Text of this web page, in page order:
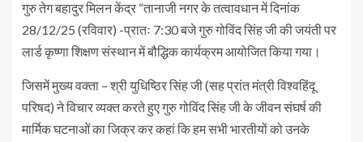
गुरु तेग बहादुर मिलन केंद्र “तानाजी नगर के तत्वावधान में दिनांक
28/12/25 (रविवार) -प्रातः 7:30 बजे गुरु गोविंद सिंह जी की जयंती पर
लार्ड कृष्णा शिक्षण संस्थान में बौद्धिक कार्यक्रम आयोजित किया गया।
जिसमें मुख्य वक्ता – श्री युधिष्ठिर सिंह जी (सह प्रांत मंत्री विश्वहिंदू
परिषद) ने विचार व्यक्त करते हुए गुरु गोविंद सिंह जी के जीवन संघर्ष की
मार्मिक घटनाओं का जिक्र कर कहां कि हम सभी भारतीयों को उनके